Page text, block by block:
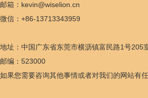
邮箱： kevin@wiselion.cn
微信：+86-13713343959
地址：中国广东省东莞市横沥镇富民路1号205
邮编：523000
如果您需要咨询其他事情或者对我们的网站有